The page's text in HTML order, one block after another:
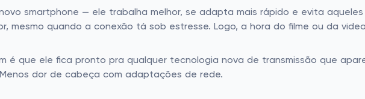
smartphone — ele trabalha melhor, se adapta mais rápido e evita
mesmo quando a conexão tá sob estresse. Logo, a hora do filme ou da
é que ele fica pronto pra qualquer tecnologia nova de transmissão que
dor de cabeça com adaptações de rede.